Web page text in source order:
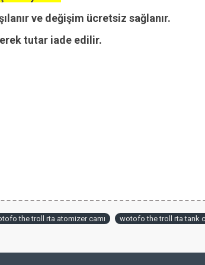
ve değişim ücretsiz sağlanır.
tutar iade edilir.
the troll rta atomizer camı wotofo the troll rta tank